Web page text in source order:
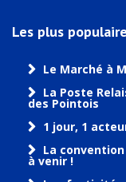
Les plus
Le Marché à
La Poste
des Pointois
1 jour, 1
La
à venir !